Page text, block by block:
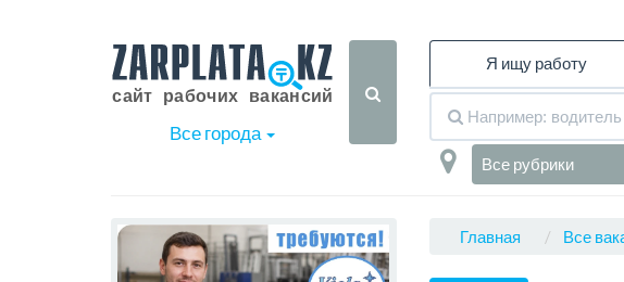
Все города
Я ищу работу
Все рубрики
Главная Все